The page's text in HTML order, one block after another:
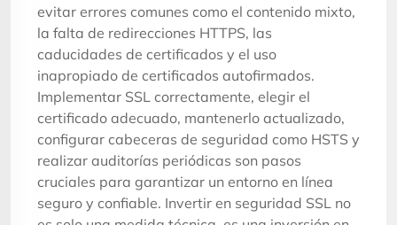
evitar errores comunes como el contenido mixto,
la falta de redirecciones HTTPS, las
caducidades de certificados y el uso
inapropiado de certificados autofirmados.
Implementar SSL correctamente, elegir el
certificado adecuado, mantenerlo actualizado,
configurar cabeceras de seguridad como HSTS y
realizar auditorías periódicas son pasos
cruciales para garantizar un entorno en línea
seguro y confiable. Invertir en seguridad SSL no